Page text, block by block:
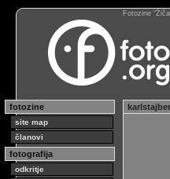
Fotozine
fotozine
site map
članovi
fotografija
odkritje
karlstajber